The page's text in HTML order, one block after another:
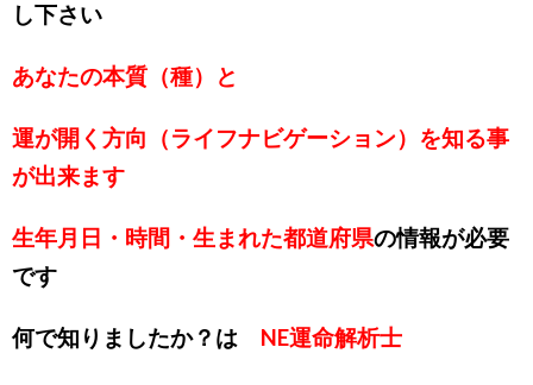
し下さい
あなたの本質（種）と
運が開く方向（ライフナビゲーション）を知る事
が出来ます
生年月日・時間・生まれた都道府県の情報が必要
です
何で知りましたか？は NE運命解析士